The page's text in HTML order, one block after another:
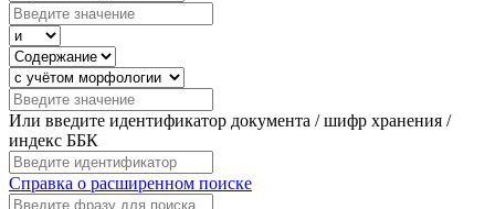
Или введите идентификатор документа / шифр хранения /
индекс ББК
Справка о расширенном поиске